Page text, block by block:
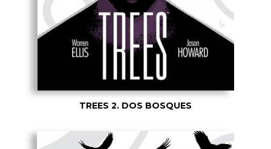
TREES 2. DOS BOSQUES